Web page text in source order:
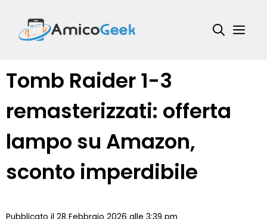
contenuto
Tomb Raider 1-3
remasterizzati: offerta
lampo su Amazon,
sconto imperdibile